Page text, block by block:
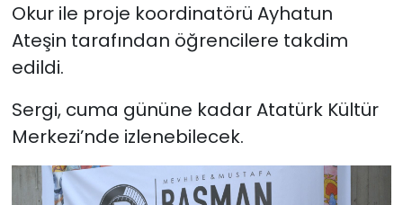
Okur ile proje koordinatörü Ayhatun
Ateşin tarafından öğrencilere takdim
edildi.
Sergi, cuma gününe kadar Atatürk Kültür
Merkezi’nde izlenebilecek.